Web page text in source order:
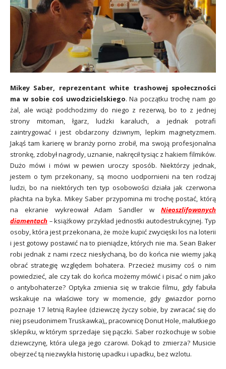
Mikey Saber, reprezentant white trashowej społeczności
ma w sobie coś uwodzicielskiego. Na początku trochę nam go
żal, ale wciąż podchodzimy do niego z rezerwą, bo to z jednej
strony mitoman, łgarz, ludzki karaluch, a jednak potrafi
zaintrygować i jest obdarzony dziwnym, lepkim magnetyzmem.
Jakąś tam karierę w branży porno zrobił, ma swoją profesjonalna
stronkę, zdobył nagrody, uznanie, nakręcił tysiąc z hakiem filmików.
Dużo mówi i mówi w pewien uroczy sposób. Niektórzy jednak,
jestem o tym przekonany, są mocno uodpornieni na ten rodzaj
ludzi, bo na niektórych ten typ osobowości działa jak czerwona
płachta na byka. Mikey Saber przypomina mi trochę postać, którą
na ekranie wykreował Adam Sandler w Nieoszlifowanych
diamentach –książkowy przykład jednostki autodestrukcyjnej. Typ
osoby, która jest przekonana, że może kupić zwycięski los na loterii
i jest gotowy postawić na to pieniądze, których nie ma. Sean Baker
robi jednak z nami rzecz niesłychaną, bo do końca nie wiemy jaką
obrać strategię względem bohatera. Przecież musimy coś o nim
powiedzieć, ale czy tak do końca możemy mówić i pisać o nim jako
o antybohaterze? Optyka zmienia się w trakcie filmu, gdy fabuła
wskakuje na właściwe tory w momencie, gdy gwiazdor porno
poznaje 17 letnią Raylee (dziewczę życzy sobie, by zwracać się do
niej pseudonimem Truskawka),, pracownicę Donut Hole, malutkiego
sklepiku, w którym sprzedaje się pączki. Saber rozkochuje w sobie
dziewczynę, która ulega jego czarowi. Dokąd to zmierza? Musicie
obejrzeć tą niezwykła historię upadku i upadku, bez wzlotu.